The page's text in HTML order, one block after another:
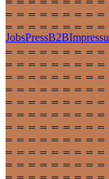
JobsPressB2B